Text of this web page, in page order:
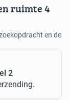
ruimte 4
en de
2